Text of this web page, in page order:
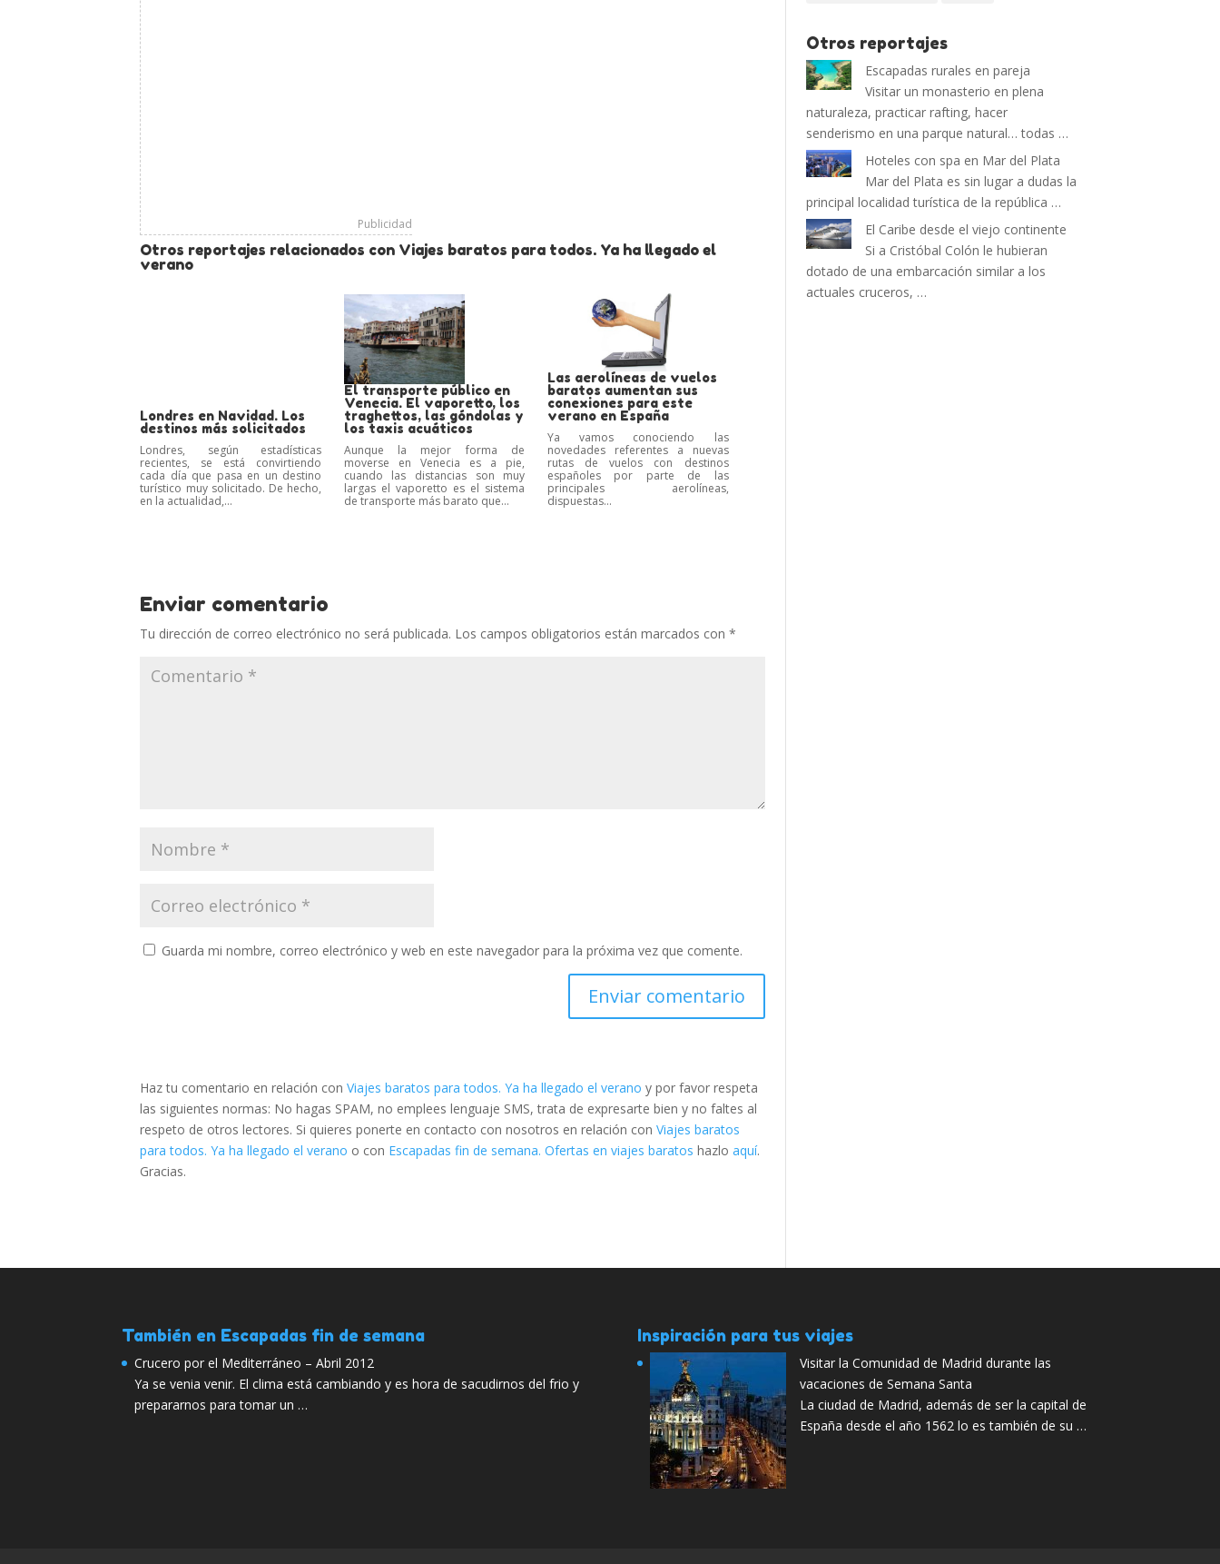
Publicidad
Otros reportajes relacionados con Viajes baratos para todos. Ya ha llegado el
verano
Londres en Navidad. Los
destinos más solicitados
Londres, según estadísticas
recientes, se está convirtiendo
cada día que pasa en un destino
turístico muy solicitado. De hecho,
en la actualidad,...
El transporte público en
Venecia. El vaporetto, los
traghettos, las góndolas y
los taxis acuáticos
Aunque la mejor forma de
moverse en Venecia es a pie,
cuando las distancias son muy
largas el vaporetto es el sistema
de transporte más barato que...
Las aerolíneas de vuelos
baratos aumentan sus
conexiones para este
verano en España
Ya vamos conociendo las
novedades referentes a nuevas
rutas de vuelos con destinos
españoles por parte de las
principales aerolíneas,
dispuestas...
Enviar comentario
Tu dirección de correo electrónico no será publicada. Los campos obligatorios están marcados con*
Guarda mi nombre, correo electrónico y web en este navegador para la próxima vez que comente.
Haz tu comentario en relación conViajes baratos para todos. Ya ha llegado el verano y por favor respeta
las siguientes normas: No hagas SPAM, no emplees lenguaje SMS, trata de expresarte bien y no faltes al
respeto de otros lectores. Si quieres ponerte en contacto con nosotros en relación conViajes baratos
para todos. Ya ha llegado el verano o con Escapadas fin de semana. Ofertas en viajes baratos hazloaquí.
Gracias.
Otros reportajes
Escapadas rurales en pareja
Visitar un monasterio en plena
naturaleza, practicar rafting, hacer
senderismo en una parque natural… todas …
Hoteles con spa en Mar del Plata
Mar del Plata es sin lugar a dudas la
principal localidad turística de la república …
El Caribe desde el viejo continente
Si a Cristóbal Colón le hubieran
dotado de una embarcación similar a los
actuales cruceros, …
También en Escapadas fin de semana
Crucero por el Mediterráneo – Abril 2012
Ya se venia venir. El clima está cambiando y es hora de sacudirnos del frio y
prepararnos para tomar un …
Inspiración para tus viajes
Visitar la Comunidad de Madrid durante las
vacaciones de Semana Santa
La ciudad de Madrid, además de ser la capital de
España desde el año 1562 lo es también de su …